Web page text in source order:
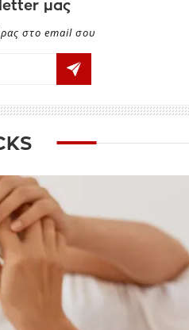
μας
στο email σου